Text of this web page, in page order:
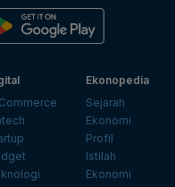
Ekonopedia
Sejarah
Ekonomi
Profil
Istilah
Ekonomi